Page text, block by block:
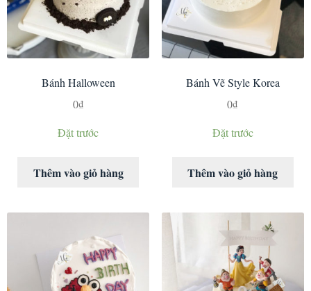
Bánh Halloween
0₫
Đặt trước
Thêm vào giỏ hàng
Bánh Vẽ Style Korea
0₫
Đặt trước
Thêm vào giỏ hàng